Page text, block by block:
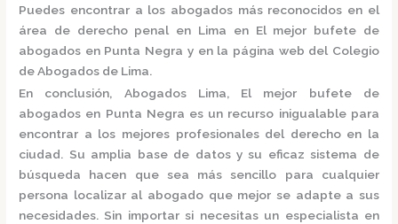
Puedes encontrar a los abogados más reconocidos en el
área de derecho penal en Lima en El mejor bufete de
abogados en Punta Negra y en la página web del Colegio
de Abogados de Lima.
En conclusión, Abogados Lima, El mejor bufete de
abogados en Punta Negra es un recurso inigualable para
encontrar a los mejores profesionales del derecho en la
ciudad. Su amplia base de datos y su eficaz sistema de
búsqueda hacen que sea más sencillo para cualquier
persona localizar al abogado que mejor se adapte a sus
necesidades. Sin importar si necesitas un especialista en